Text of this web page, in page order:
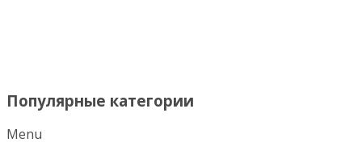
Популярные категории
Menu